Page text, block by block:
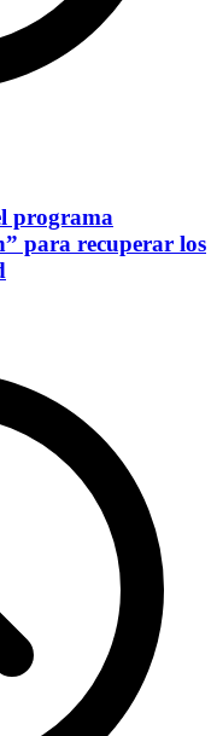
programa
para recuperar los